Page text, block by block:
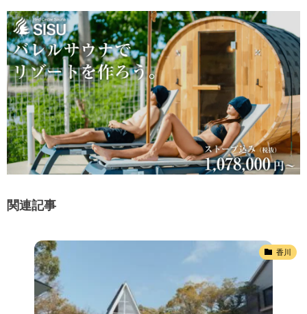
関連記事
香川